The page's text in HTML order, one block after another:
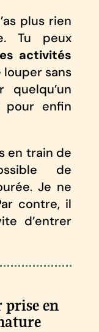
plus rien
Tu peux
activités
louper sans
enfin
en train de
de
Je ne
contre, il
d’entrer
prise en